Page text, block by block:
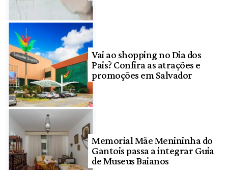
Vai ao shopping no Dia dos
Pais? Confira as atrações e
promoções em Salvador
Memorial Mãe Menininha do
Gantois passa a integrar Guia
de Museus Baianos